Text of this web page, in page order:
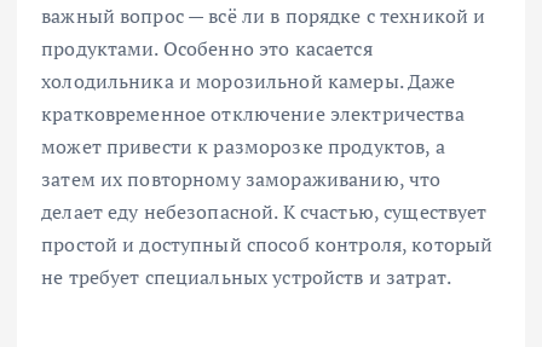
важный вопрос — всё ли в порядке с техникой и
продуктами. Особенно это касается
холодильника и морозильной камеры. Даже
кратковременное отключение электричества
может привести к разморозке продуктов, а
затем их повторному замораживанию, что
делает еду небезопасной. К счастью, существует
простой и доступный способ контроля, который
не требует специальных устройств и затрат.